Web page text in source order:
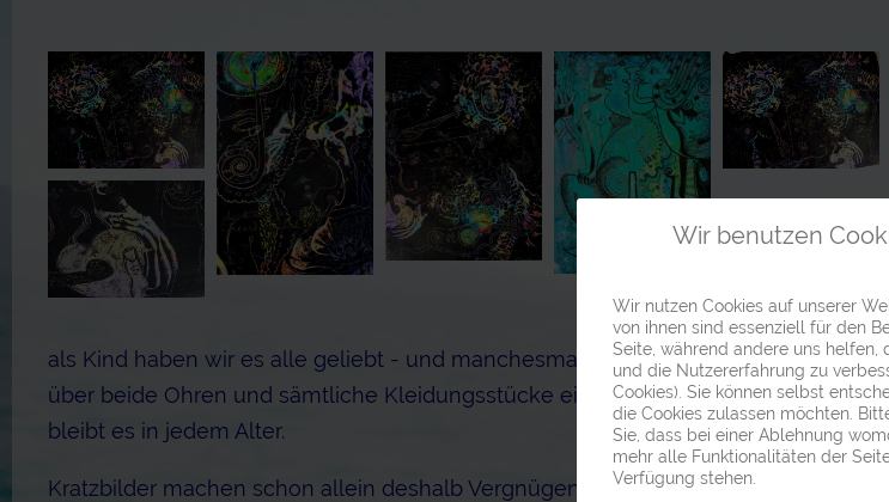
als Kind haben wir es alle geliebt - und manchesmal haben wir dabei, in der
über beide Ohren und sämtliche Kleidungsstücke eingeschwärzt, ein wenig die
bleibt es in jedem Alter.
Kratzbilder machen schon allein deshalb Vergnügen, weil sie diesen herrlichen
Wir benutzen
Wir nutzen Cookies auf unserer
von ihnen sind essenziell für den
Seite, während andere uns helfen,
und die Nutzererfahrung zu
Cookies). Sie können selbst
die Cookies zulassen möchten.
Sie, dass bei einer Ablehnung
mehr alle Funktionalitäten der
Verfügung stehen.